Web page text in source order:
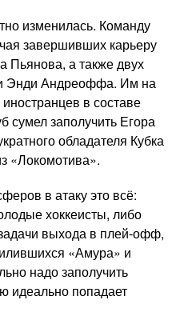
изменилась. Команду
завершивших карьеру
Пьянова, а также двух
Энди Андреоффа. Им на
в составе
сумел заполучить Егора
обладателя Кубка
«Локомотива».
в атаку это всё:
хоккеисты, либо
выхода в плей-офф,
«Амура» и
надо заполучить
идеально попадает